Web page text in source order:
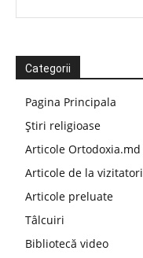
Categorii
Pagina Principala
Știri religioase
Articole Ortodoxia.md
Articole de la vizitatori
Articole preluate
Tâlcuiri
Bibliotecă video